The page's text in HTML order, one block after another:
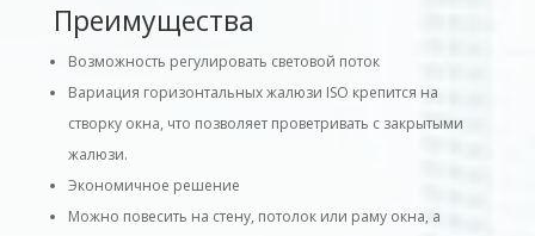
Преимущества
Возможность регулировать световой поток
Вариация горизонтальных жалюзи ISO крепится на
створку окна, что позволяет проветривать с закрытыми
жалюзи.
Экономичное решение
Можно повесить на стену, потолок или раму окна, а